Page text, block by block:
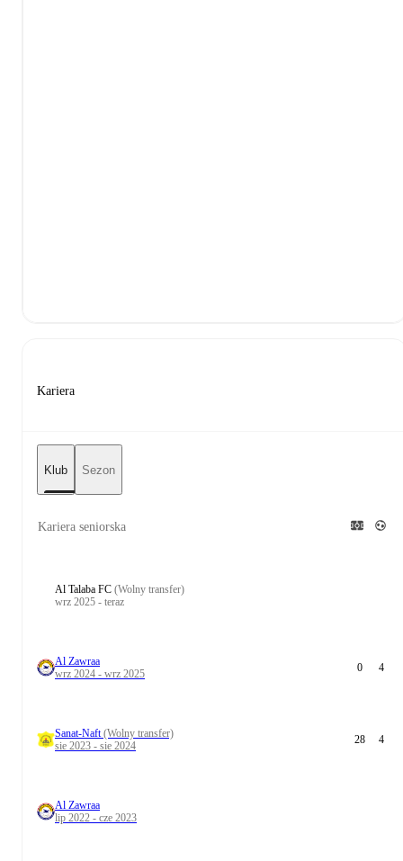
Kariera
Klub Sezon
Kariera seniorska
Al Talaba FC (Wolny transfer)
wrz 2025 - teraz
Al Zawraa
wrz 2024 - wrz 2025
0 4
Sanat-Naft(Wolny transfer)
sie 2023 - sie 2024
28 4
Al Zawraa
lip 2022 - cze 2023